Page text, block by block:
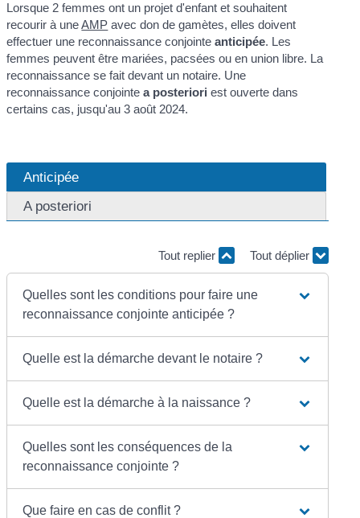
Lorsque 2 femmes ont un projet d'enfant et souhaitent
recourir à uneAMP avec don de gamètes, elles doivent
effectuer une reconnaissance conjointeanticipée. Les
femmes peuvent être mariées, pacsées ou en union libre. La
reconnaissance se fait devant un notaire. Une
reconnaissance conjointea posteriori est ouverte dans
certains cas, jusqu'au 3 août 2024.
Anticipée
A posteriori
Tout replier Tout déplier
Quelles sont les conditions pour faire une
reconnaissance conjointe anticipée ?
Quelle est la démarche devant le notaire ?
Quelle est la démarche à la naissance ?
Quelles sont les conséquences de la
reconnaissance conjointe ?
Que faire en cas de conflit ?